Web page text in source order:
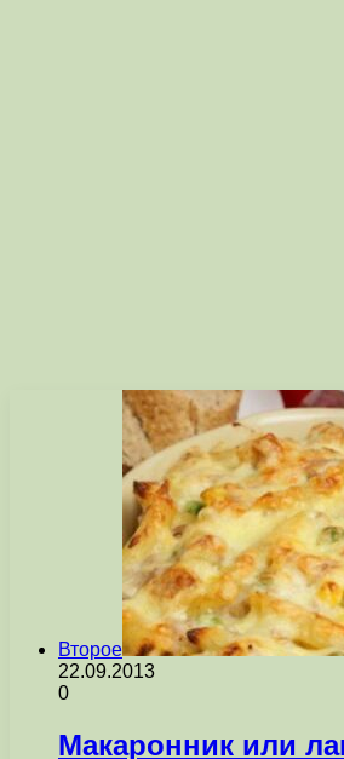
Второе
22.09.2013
0
Макаронник или